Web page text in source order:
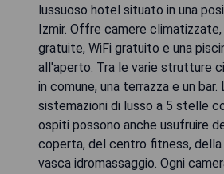
lussuoso hotel situato in una
Izmir. Offre camere
gratuite, WiFi gratuito e una
all'aperto. Tra le varie strutture
in comune, una terrazza e un
sistemazioni di lusso a 5 stelle
ospiti possono anche usufruire
coperta, del centro fitness, della
vasca idromassaggio. Ogni